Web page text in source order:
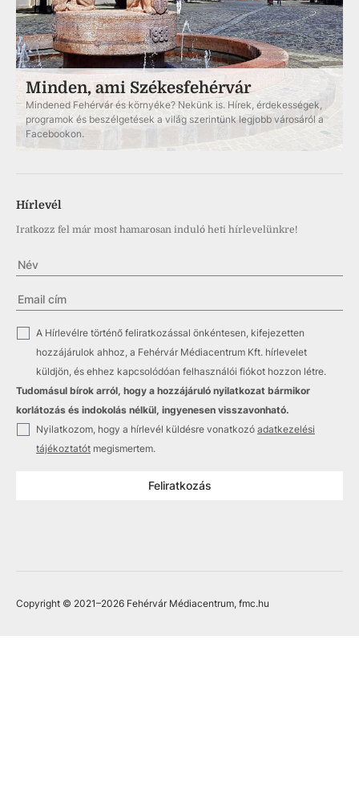
Minden, ami Székesfehérvár
Mindened Fehérvár és környéke? Nekünk is. Hírek, érdekességek,
programok és beszélgetések a világ szerintünk legjobb városáról a
Facebookon.
Hírlevél
Iratkozz fel már most hamarosan induló heti hírlevelünkre!
A Hírlevélre történő feliratkozással önkéntesen, kifejezetten
hozzájárulok ahhoz, a Fehérvár Médiacentrum Kft. hírlevelet
küldjön, és ehhez kapcsolódóan felhasználói fiókot hozzon létre.
Tudomásul bírok arról, hogy a hozzájáruló nyilatkozat bármikor
korlátozás és indokolás nélkül, ingyenesen visszavonható.
Nyilatkozom, hogy a hírlevél küldésre vonatkozó adatkezelési
tájékoztatót megismertem.
Feliratkozás
Copyright © 2021–2026 Fehérvár Médiacentrum, fmc.hu